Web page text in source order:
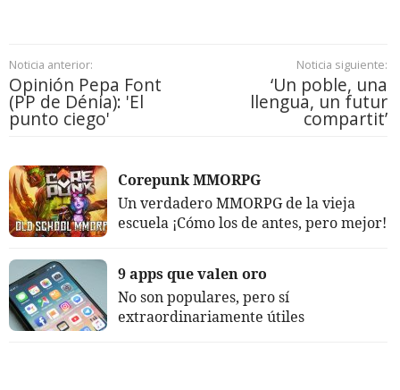
Noticia anterior:
Opinión Pepa Font
(PP de Dénia): 'El
punto ciego'
Noticia siguiente:
‘Un poble, una
llengua, un futur
compartit’
Corepunk MMORPG
Un verdadero MMORPG de la vieja
escuela ¡Cómo los de antes, pero mejor!
9 apps que valen oro
No son populares, pero sí
extraordinariamente útiles